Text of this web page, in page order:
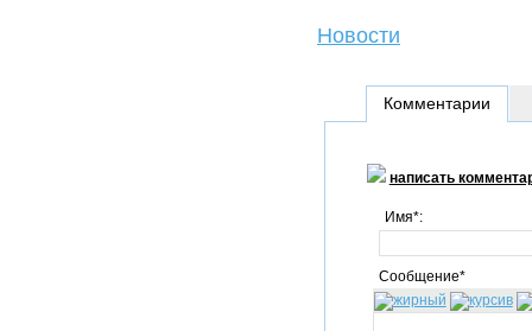
Новости
Комментарии
написать
Имя*:
Сообщение*